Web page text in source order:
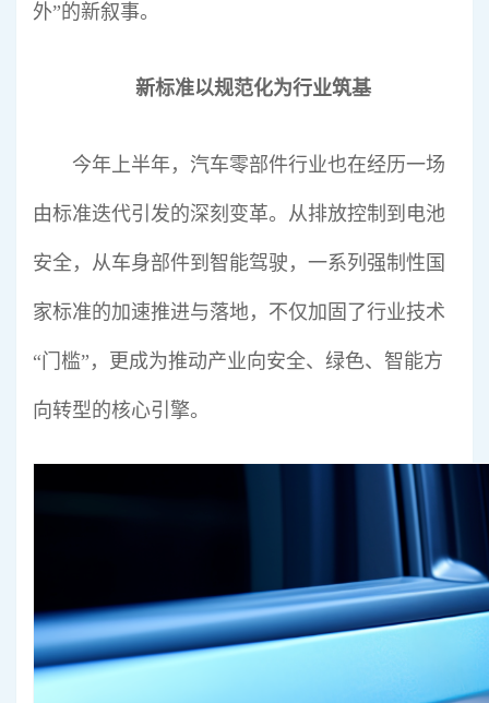
外”的新叙事。
新标准以规范化为行业筑基
今年上半年，汽车零部件行业也在经历一场
由标准迭代引发的深刻变革。从排放控制到电池
安全，从车身部件到智能驾驶，一系列强制性国
家标准的加速推进与落地，不仅加固了行业技术
“门槛”，更成为推动产业向安全、绿色、智能方
向转型的核心引擎。